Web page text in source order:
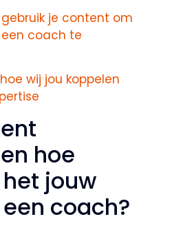
je content om
coach te
wij jou koppelen
hoe
jouw
coach?